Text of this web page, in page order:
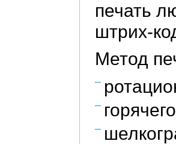
печать
штрих-
Метод